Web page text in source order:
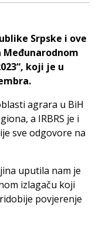
Srpske i ove
koji je u
agrara u BiH
a IRBRS je i
sve odgovore na
uputila nam je
izlagaču koji
povjerenje